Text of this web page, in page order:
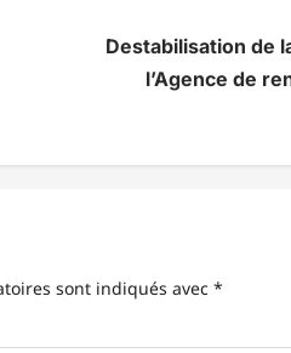
Destabilisation de
l’Agence de
sont indiqués avec *